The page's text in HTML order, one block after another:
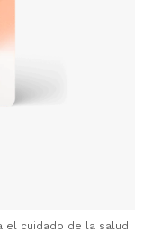
el cuidado de la salud